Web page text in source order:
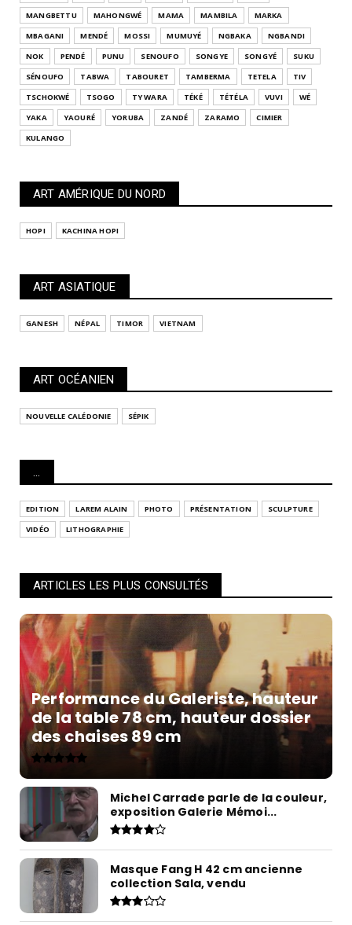
MANGBETTU MAHONGWÉ MAMA MAMBILA
MARKA
MBAGANI
MENDÉ MOSSI MUMUYÉ NGBAKA
NGBANDI
NOK
PENDÉ PUNU SENOUFO SONGYE SONGYÉ
SUKU
SÉNOUFO
TABWA TABOURET TAMBERMA TETELA
TIV
TSCHOKWÉ
TSOGO TY WARA TÉKÉ TÉTÉLA VUVI
WÉ
YAKA
YAOURÉ YORUBA ZANDÉ ZARAMO
CIMIER
KULANGO
ART AMÉRIQUE DU NORD
HOPI KACHINA HOPI
ART ASIATIQUE
GANESH NÉPAL TIMOR VIETNAM
ART OCÉANIEN
NOUVELLE CALÉDONIE SÉPIK
...
EDITION LAREM ALAIN PHOTO PRÉSENTATION
SCULPTURE
VIDÉO
LITHOGRAPHIE
ARTICLES LES PLUS CONSULTÉS
Performance du Galeriste, hauteur
de la table 78 cm, hauteur dossier
des chaises 89 cm
Michel Carrade parle de la couleur,
exposition Galerie Mémoi...
Masque Fang H 42 cm ancienne
collection Sala, vendu